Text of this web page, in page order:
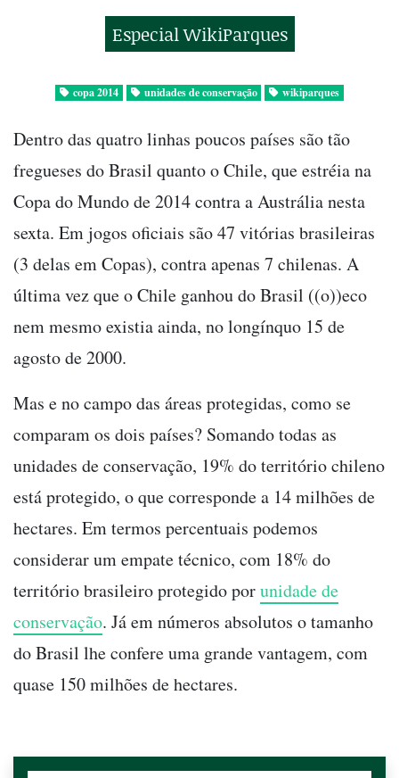
Especial WikiParques
copa 2014 unidades de conservação wikiparques
Dentro das quatro linhas poucos países são tão
fregueses do Brasil quanto o Chile, que estréia na
Copa do Mundo de 2014 contra a Austrália nesta
sexta. Em jogos oficiais são 47 vitórias brasileiras
(3 delas em Copas), contra apenas 7 chilenas. A
última vez que o Chile ganhou do Brasil ((o))eco
nem mesmo existia ainda, no longínquo 15 de
agosto de 2000.
Mas e no campo das áreas protegidas, como se
comparam os dois países? Somando todas as
unidades de conservação, 19% do território chileno
está protegido, o que corresponde a 14 milhões de
hectares. Em termos percentuais podemos
considerar um empate técnico, com 18% do
território brasileiro protegido porunidade de
conservação. Já em números absolutos o tamanho
do Brasil lhe confere uma grande vantagem, com
quase 150 milhões de hectares.